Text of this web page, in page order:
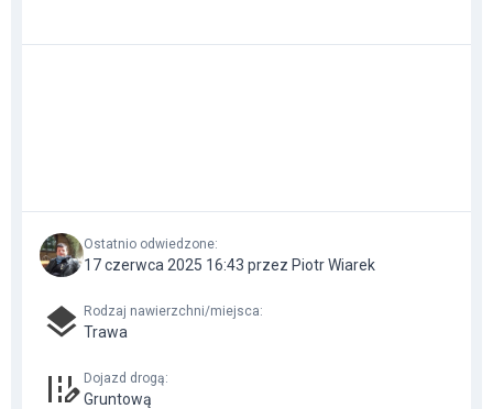
Ostatnio odwiedzone:
17 czerwca 2025 16:43 przez Piotr Wiarek
Rodzaj nawierzchni/miejsca:
Trawa
Dojazd drogą:
Gruntową